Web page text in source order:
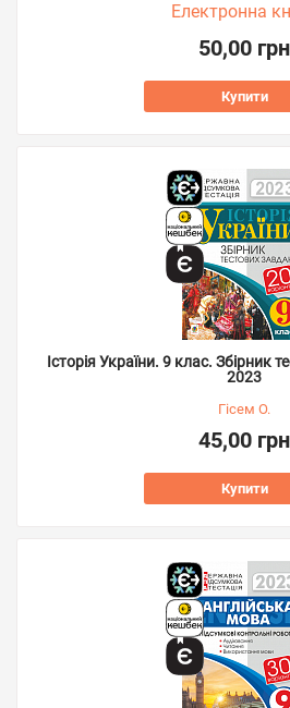
Електронна
50,00 грн
Купити
Історія України. 9 клас. Збірник
2023
Гісем О.
45,00 грн
Купити